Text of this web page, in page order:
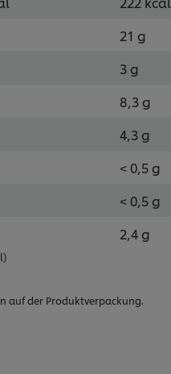
21 g
3 g
8,3 g
4,3 g
< 0,5 g
< 0,5 g
2,4 g
auf der Produktverpackung.